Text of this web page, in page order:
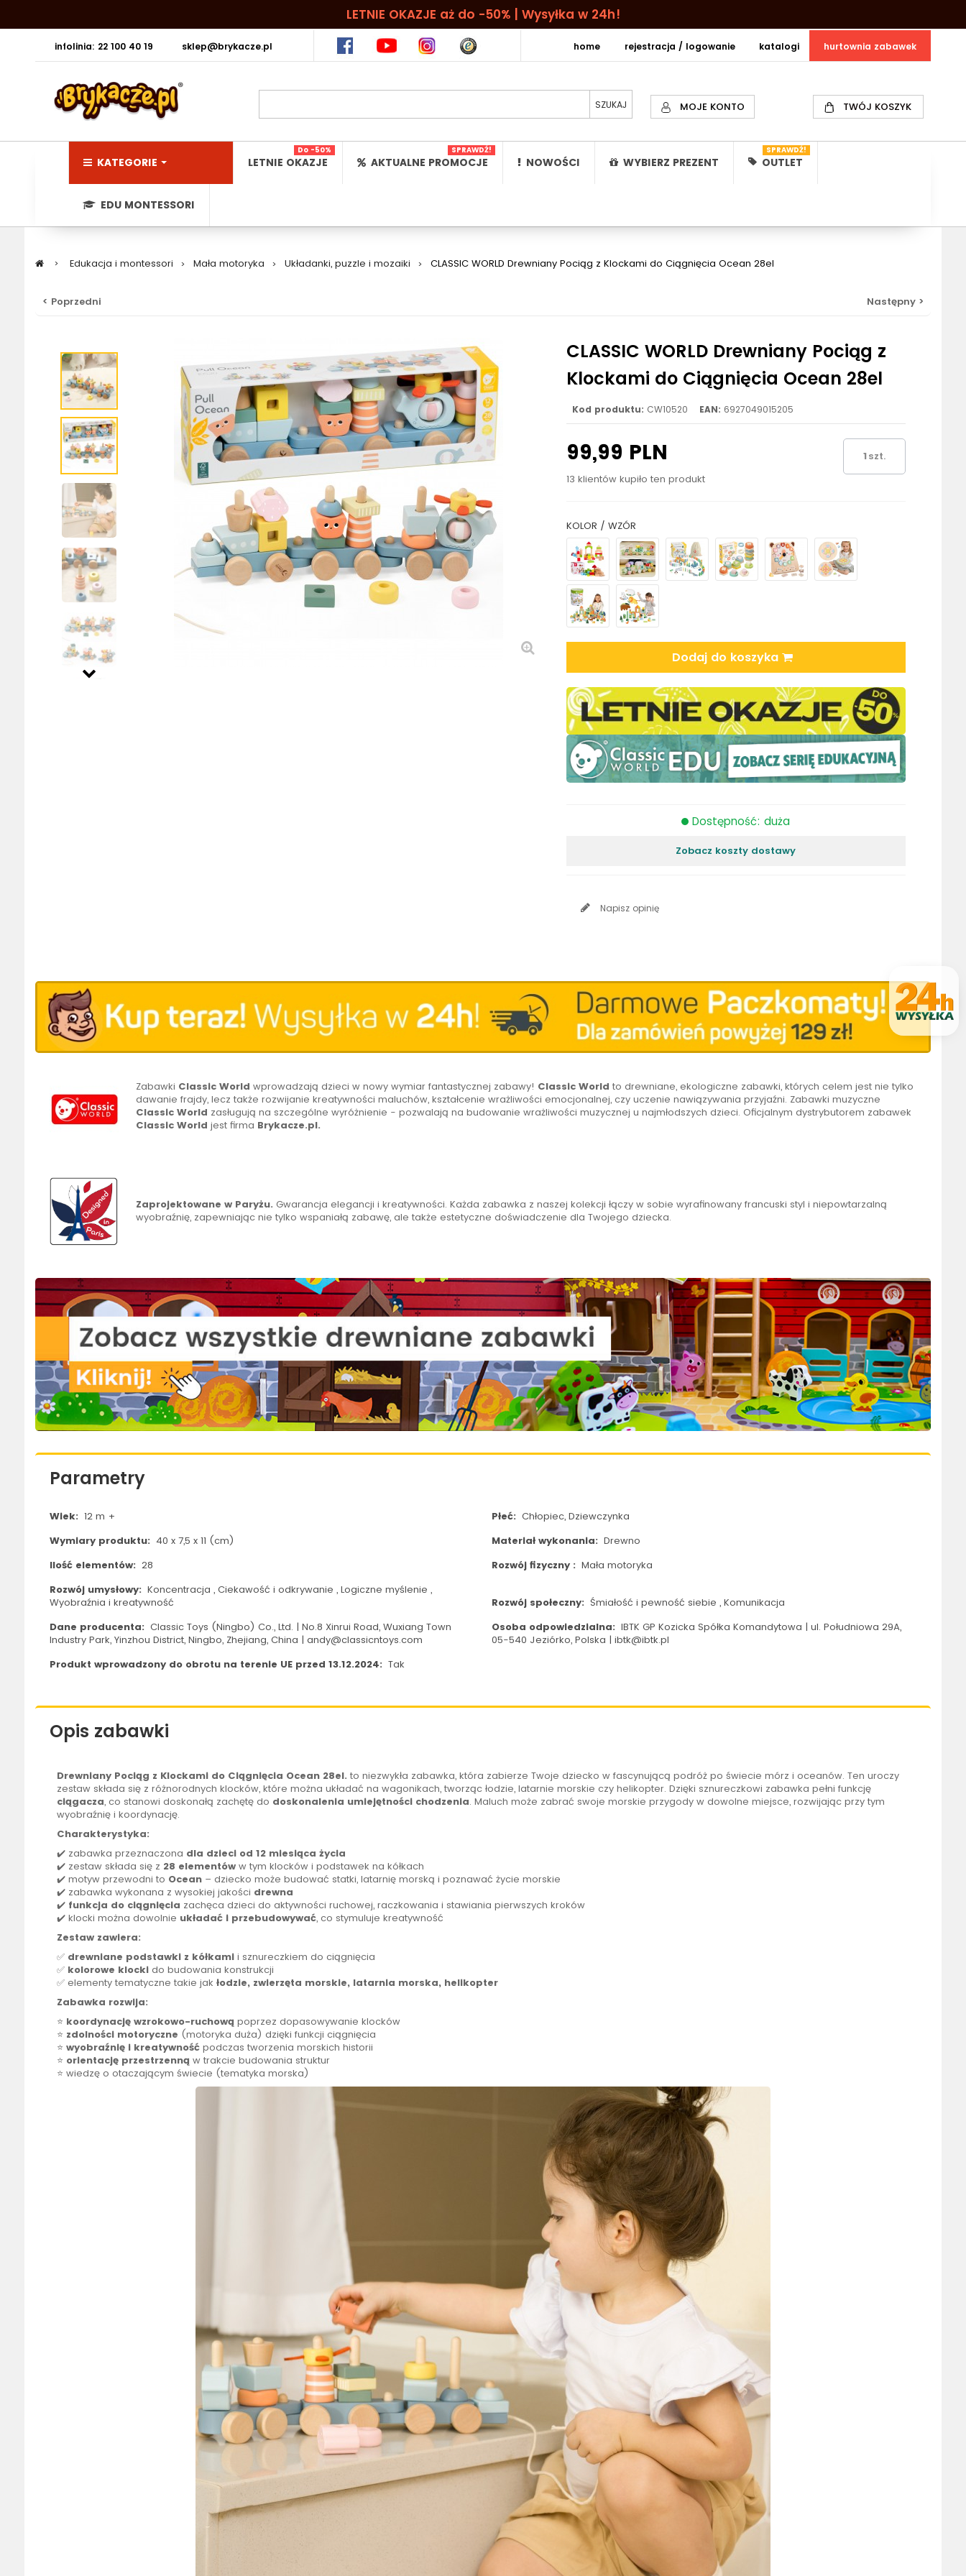
LETNIE OKAZJE aż do -50% | Wysyłka w 24h!
infolinia: 22 100 40 19 sklep@brykacze.pl hurtownia zabawek
katalogi
rejestracja / logowanie
home
MOJE KONTO TWÓJ KOSZYK
KATEGORIE LETNIE OKAZJE
Do -50%
AKTUALNE PROMOCJE
SPRAWDŹ!
NOWOŚCI WYBIERZ PREZENT OUTLET
SPRAWDŹ!
EDU MONTESSORI
> Edukacja i montessori > Mała motoryka > Układanki, puzzle i mozaiki > CLASSIC WORLD Drewniany Pociąg z Klockami do Ciągnięcia Ocean 28el
< Poprzedni Następny >
CLASSIC WORLD Drewniany Pociąg z
Klockami do Ciągnięcia Ocean 28el
Kod produktu: CW10520 EAN: 6927049015205
99,99 PLN
13 klientów kupiło ten produkt
szt.
KOLOR / WZÓR
Dodaj do koszyka
Dostępność: duża
Zobacz koszty dostawy
Napisz opinię
Zabawki Classic World wprowadzają dzieci w nowy wymiar fantastycznej zabawy! Classic World to drewniane, ekologiczne zabawki, których celem jest nie tylko
dawanie frajdy, lecz także rozwijanie kreatywności maluchów, kształcenie wrażliwości emocjonalnej, czy uczenie nawiązywania przyjaźni. Zabawki muzyczne
Classic World zasługują na szczególne wyróżnienie - pozwalają na budowanie wrażliwości muzycznej u najmłodszych dzieci. Oficjalnym dystrybutorem zabawek
Classic World jest firma Brykacze.pl.
Zaprojektowane w Paryżu. Gwarancja elegancji i kreatywności. Każda zabawka z naszej kolekcji łączy w sobie wyrafinowany francuski styl i niepowtarzalną
wyobraźnię, zapewniając nie tylko wspaniałą zabawę, ale także estetyczne doświadczenie dla Twojego dziecka.
Parametry
Wiek: 12 m + Płeć: Chłopiec, Dziewczynka
Wymiary produktu: 40 x 7,5 x 11 (cm) Materiał wykonania: Drewno
Ilość elementów: 28 Rozwój fizyczny : Mała motoryka
Rozwój umysłowy: Koncentracja , Ciekawość i odkrywanie , Logiczne myślenie ,
Wyobraźnia i kreatywność
Rozwój społeczny: Śmiałość i pewność siebie , Komunikacja
Dane producenta: Classic Toys (Ningbo) Co., Ltd. | No.8 Xinrui Road, Wuxiang Town
Industry Park, Yinzhou District, Ningbo, Zhejiang, China | andy@classicntoys.com
Osoba odpowiedzialna: IBTK GP Kozicka Spółka Komandytowa | ul. Południowa 29A,
05-540 Jeziórko, Polska | ibtk@ibtk.pl
Produkt wprowadzony do obrotu na terenie UE przed 13.12.2024: Tak
Opis zabawki
Drewniany Pociąg z Klockami do Ciągnięcia Ocean 28el. to niezwykła zabawka, która zabierze Twoje dziecko w fascynującą podróż po świecie mórz i oceanów. Ten uroczy
zestaw składa się z różnorodnych klocków, które można układać na wagonikach, tworząc łodzie, latarnie morskie czy helikopter. Dzięki sznureczkowi zabawka pełni funkcję
ciągacza, co stanowi doskonałą zachętę do doskonalenia umiejętności chodzenia. Maluch może zabrać swoje morskie przygody w dowolne miejsce, rozwijając przy tym
wyobraźnię i koordynację.
Charakterystyka:
✔️ zabawka przeznaczona dla dzieci od 12 miesiąca życia
✔️ zestaw składa się z 28 elementóww tym klocków i podstawek na kółkach
✔️ motyw przewodni to Ocean– dziecko może budować statki, latarnię morską i poznawać życie morskie
✔️ zabawka wykonana z wysokiej jakości drewna
✔️ funkcja do ciągnięcia zachęca dzieci do aktywności ruchowej, raczkowania i stawiania pierwszych kroków
✔️ klocki można dowolnie układać i przebudowywać, co stymuluje kreatywność
Zestaw zawiera:
✅ drewniane podstawki z kółkamii sznureczkiem do ciągnięcia
✅ kolorowe klockido budowania konstrukcji
✅ elementy tematyczne takie jak łodzie, zwierzęta morskie, latarnia morska, helikopter
Zabawka rozwija:
⭐ koordynację wzrokowo-ruchową poprzez dopasowywanie klocków
⭐ zdolności motoryczne (motoryka duża) dzięki funkcji ciągnięcia
⭐ wyobraźnię i kreatywnośćpodczas tworzenia morskich historii
⭐ orientację przestrzenną w trakcie budowania struktur
⭐ wiedzę o otaczającym świecie (tematyka morska)